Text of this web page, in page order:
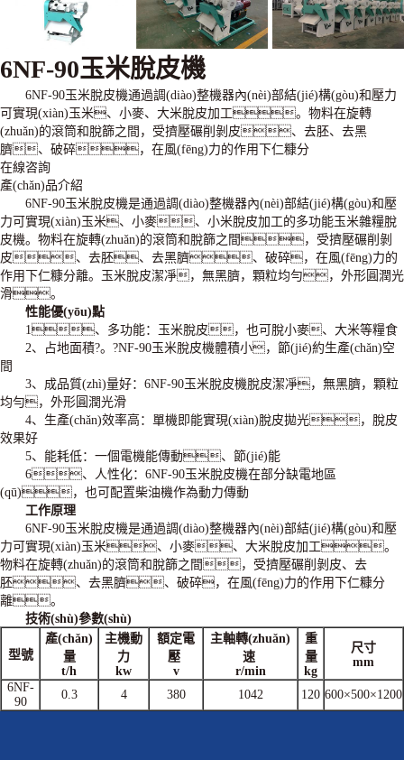
6NF-90玉米脫皮機
6NF-90玉米脫皮機通過調(diào)整機器內(nèi)部結(jié)構(gòu)和壓力
可實現(xiàn)玉米、小麥、大米脫皮加工。物料在旋轉
(zhuǎn)的滾筒和脫篩之間，受擠壓碾削剝皮、去胚、去黑
臍、破碎，在風(fēng)力的作用下仁糠分
在線咨詢
產(chǎn)品介紹
6NF-90玉米脫皮機是通過調(diào)整機器內(nèi)部結(jié)構(gòu)和壓
力可實現(xiàn)玉米、小麥、小米脫皮加工的多功能玉米雜糧脫
皮機。物料在旋轉(zhuǎn)的滾筒和脫篩之間，受擠壓碾削剝
皮、去胚、去黑臍、破碎，在風(fēng)力的
作用下仁糠分離。玉米脫皮潔凈，無黑臍，顆粒均勻，外形圓潤光
滑。
性能優(yōu)點
1、多功能：玉米脫皮，也可脫小麥、大米等糧食
2、占地面積?。?NF-90玉米脫皮機體積小，節(jié)約生產(chǎn)空
間
3、成品質(zhì)量好：6NF-90玉米脫皮機脫皮潔凈，無黑臍，顆粒
均勻，外形圓潤光滑
4、生產(chǎn)效率高：單機即能實現(xiàn)脫皮拋光，脫皮
效果好
5、能耗低：一個電機能傳動、節(jié)能
6、人性化：6NF-90玉米脫皮機在部分缺電地區
(qū)，也可配置柴油機作為動力傳動
工作原理
6NF-90玉米脫皮機是通過調(diào)整機器內(nèi)部結(jié)構(gòu)和壓
力可實現(xiàn)玉米、小麥、大米脫皮加工。
物料在旋轉(zhuǎn)的滾筒和脫篩之間，受擠壓碾削剝皮、去
胚、去黑臍、破碎，在風(fēng)力的作用下仁糠分
離。
技術(shù)參數(shù)
型號
產(chǎn)
量
t/h
主機動
力
kw
額定電
壓
v
主軸轉(zhuǎn)
速
r/min
重
量
kg
尺寸
mm
6NF-
90
0.3 4 380 1042 120 600×500×1200